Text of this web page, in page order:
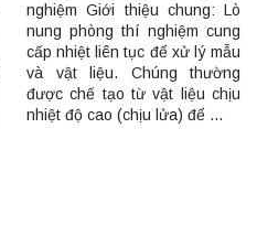
nghiệm Giới thiệu chung: Lò
nung phòng thí nghiệm cung
cấp nhiệt liên tục để xử lý mẫu
và vật liệu. Chúng thường
được chế tạo từ vật liệu chịu
nhiệt độ cao (chịu lửa) để …